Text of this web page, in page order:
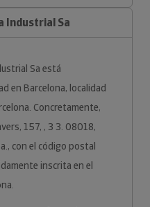
Industrial Sa
Sa está
en Barcelona, localidad
Concretamente,
157, , 3 3. 08018,
con el código postal
inscrita en el